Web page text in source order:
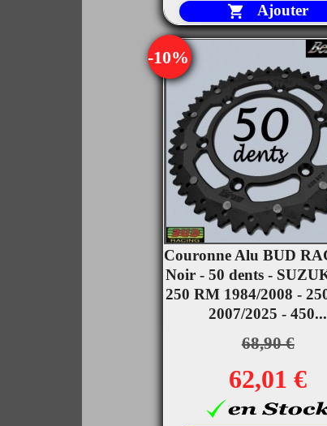
 Ajouter
Couronne Alu BUD
Noir - 50 dents -
250 RM 1984/2008 -
2007/2025 - 450...
68,90 €
-10%
62,01 €
Aperçu rapide